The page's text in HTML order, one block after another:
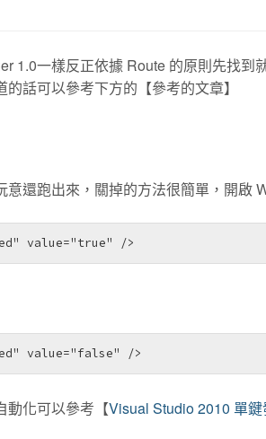
1.0一樣反正依據 Route 的原則先找到
話可以參考下方的【參考的文章】
還跑出來，關掉的方法很簡單，開啟
value="true" />
value="false" />
動化可以參考【Visual Studio 2010 單